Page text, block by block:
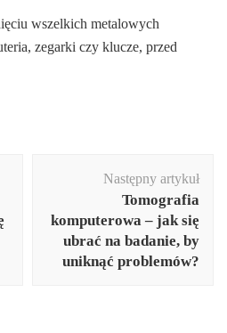
wszelkich metalowych
zegarki czy klucze, przed
Następny artykuł
Tomografia
komputerowa – jak się
ubrać na badanie, by
uniknąć problemów?